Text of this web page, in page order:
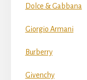
Dolce & Gabbana
Giorgio Armani
Burberry
Givenchy